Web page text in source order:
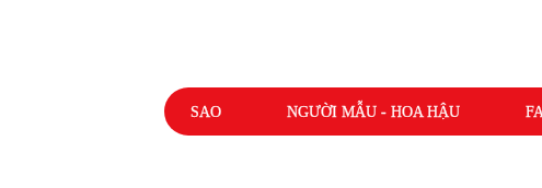
SAO NGƯỜI MẪU - HOA HẬU